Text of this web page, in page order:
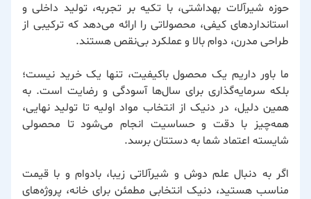
حوزه شیرآلات بهداشتی، با تکیه بر تجربه، تولید داخلی و
استانداردهای کیفی، محصولاتی را ارائه می‌دهد که ترکیبی از
طراحی مدرن، دوام بالا و عملکرد بی‌نقص هستند.
ما باور داریم یک محصول باکیفیت، تنها یک خرید نیست؛
بلکه سرمایه‌گذاری برای سال‌ها آسودگی و رضایت است. به
همین دلیل، در دنیک از انتخاب مواد اولیه تا تولید نهایی،
همه‌چیز با دقت و حساسیت انجام می‌شود تا محصولی
شایسته اعتماد شما به دستتان برسد.
اگر به دنبال علم دوش و شیرآلاتی زیبا، بادوام و با قیمت
مناسب هستید، دنیک انتخابی مطمئن برای خانه، پروژه‌های